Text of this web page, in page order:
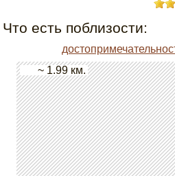
Что есть поблизости:
~ 1.99 км.